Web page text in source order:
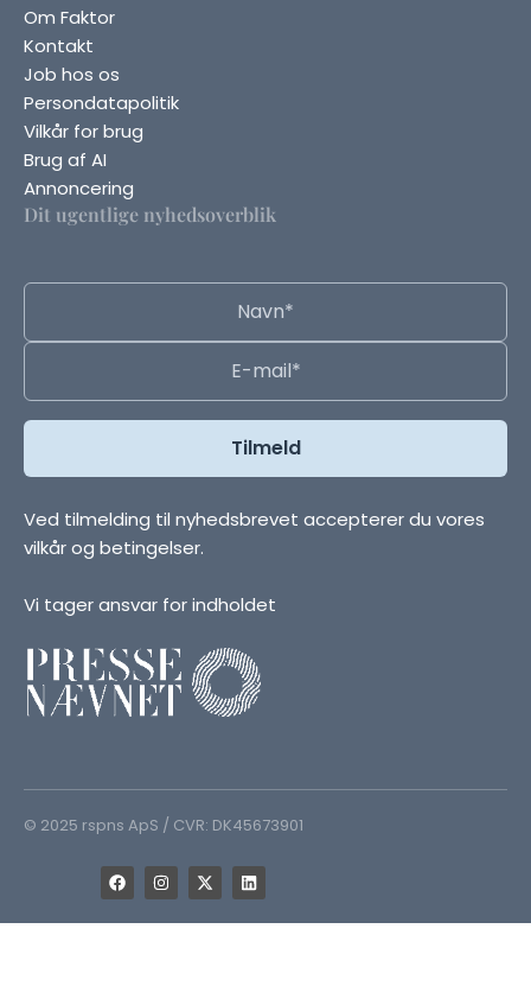
Om Faktor
Kontakt
Job hos os
Persondatapolitik
Vilkår for brug
Brug af AI
Annoncering
Dit ugentlige nyhedsoverblik
Ved tilmelding til nyhedsbrevet accepterer du vores
vilkår og betingelser.
Vi tager ansvar for indholdet
© 2025 rspns ApS / CVR: DK45673901